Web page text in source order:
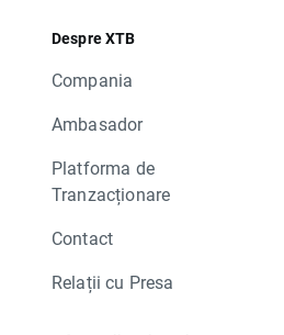
Despre XTB
Compania
Ambasador
Platforma de
Tranzacționare
Contact
Relații cu Presa